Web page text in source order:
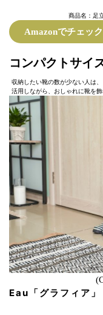
商品名：足
Amazonでチェック
コンパクトサイ
収納したい靴の数が少ない人は
活用しながら、おしゃれに靴を
Eau「グラフィア」